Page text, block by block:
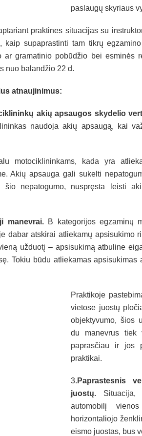
paslaugų skyriaus
praktines situacijas su
kaip supaprastinti tam tikrų
ar gramatinio pobūdžio bei esminės
nuo balandžio 22 d.
atnaujinimus:
akių apsaugos skydelio
naudoja akių apsaugą, kai
motociklininkams, kada yra
Akių apsauga gali sukelti
šio nepatogumo, nuspręsta leisti
manevrai. B kategorijos egzaminų
dabar atskirai atliekamų apsisukimo
užduotį – apsisukimą atbuline
Tokiu būdu atliekamas
Praktikoje
vietose juostų
objektyvumo, šios
du manevrus tiek
paprasčiau ir jos
praktikai.
3. Paprastesnis
juostų. Situacija,
automobilį
horizontaliojo
eismo juostas, bus